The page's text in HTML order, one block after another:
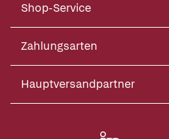
Shop-Service
Zahlungsarten
Hauptversandpartner